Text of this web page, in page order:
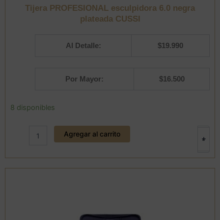
Tijera PROFESIONAL esculpidora 6.0 negra
plateada CUSSI
Al Detalle: $19.990
Por Mayor: $16.500
8 disponibles
-
Tijera
+
Agregar al carrito